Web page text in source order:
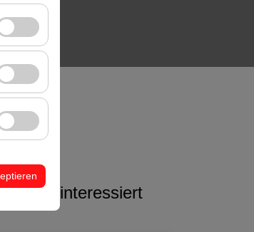
interessiert